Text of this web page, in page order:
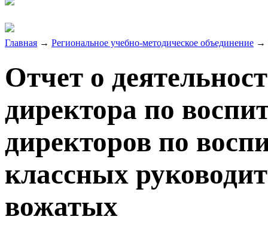
Главная → Региональное учебно-методическое объединение →
Отчет о
директора по
директоров по
классных
вожатых